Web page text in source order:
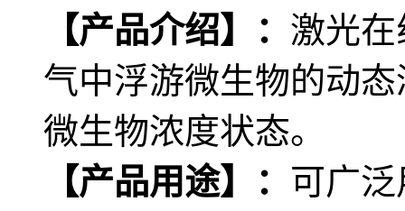
【产品介绍】： 激光
气中浮游微生物的动
微生物浓度状态。
【产品用途】： 可广